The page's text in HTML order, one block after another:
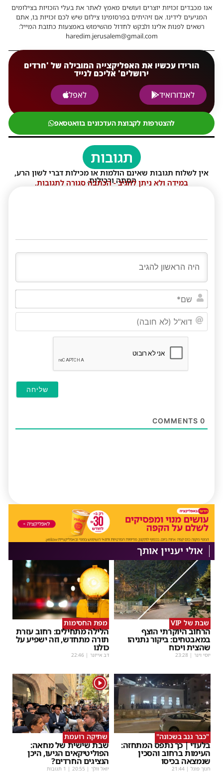
אנו מכבדים זכויות יוצרים ועושים מאמץ לאתר את בעלי הזכויות בצילומים
המגיעים לידינו. אם זיהיתים בפרסומינו צילום שיש לכם זכויות בו, אתם
רשאים לפנות אלינו ולבקש לחדול מהשימוש באמצעות כתובת המייל:
haredim.jerusalem@gmail.com
הורידו עכשיו את האפליקצייה המובילה של 'חרדים
ירושלים' אליכם לנייד
לאנדורואיד
לאפל
להצטרפות לקבוצת העדכונים בוואטסאפ
תגובות
אין לשלוח תגובות שאינם הולמות או מכילות דברי לשון הרע,
הסתה ורכילות.
במידה ולא ניתן להגיב - הכתבה סגורה לתגובות.
שם*
0
אולי יעניין אותך
שבת של VIP
הרחוב היוקרתי הוצף
במאבטחים: ביקור נתניהו
שהצית ויכוח
יוסי וינר |
23:28
מפת החסימות
הלילה מתחילים: רחוב עזרת
תורה מתחדש, וזה ישפיע על
כולנו
דב אייזנר |
22:46
"כבר גנב בשכונה"
בלעדי | כך נתפס המתחזה:
העימות ברחוב והסכין
שנמצאה בכיסו
חנוך פוגל |
21:44
1
שתיקה רועמת
שבת שישית של מחאה:
הפוליטיקאים הגיעו, היכן
הנציגים החרדים?
יואל וולך |
20:55 | 1 תגובות